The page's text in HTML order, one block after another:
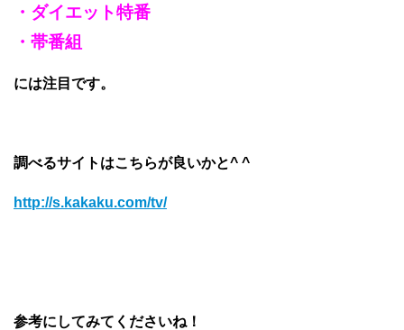
・ダイエット特番
・帯番組
には注目です。
調べるサイトはこちらが良いかと^ ^
http://s.kakaku.com/tv/
参考にしてみてくださいね！